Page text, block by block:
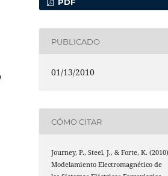
PDF
PUBLICADO
01/13/2010
CÓMO CITAR
Journey, P., Steel, J., & Forte, K.
Modelamiento Electromagnético de